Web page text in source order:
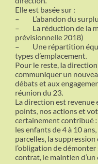
Elle est basée sur :
–
L’abandon du
–
La réduction de la
prévisionnelle 2018)
–
Une répartition
types d’emplacement.
Pour le reste, la
communiquer un
débats et aux
réunion du 23.
La direction est revenue
points, nos actions et
certainement contribué
les enfants de 4 à 10
parcelles, la
l’obligation de
contrat, le maintien